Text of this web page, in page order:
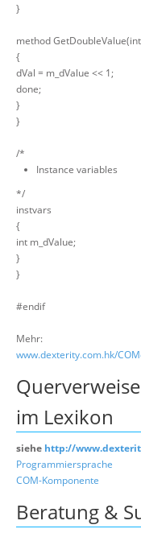
}
method
{
dVal = m_dValue << 1;
done;
}
}
/*
Instance variables
*/
instvars
{
int m_dValue;
}
}
#endif
Mehr:
www.dexterity.com.hk/
im Lexikon
siehe http://
Programmiersprache
COM-Komponente
Beratung &